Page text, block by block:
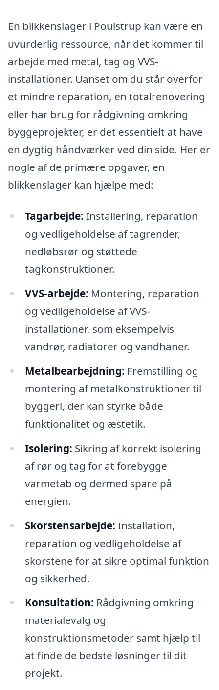
En blikkenslager i Poulstrup kan være en
uvurderlig ressource, når det kommer til
arbejde med metal, tag og VVS-
installationer. Uanset om du står overfor
et mindre reparation, en totalrenovering
eller har brug for rådgivning omkring
byggeprojekter, er det essentielt at have
en dygtig håndværker ved din side. Her er
nogle af de primære opgaver, en
blikkenslager kan hjælpe med:
Tagarbejde: Installering, reparation
og vedligeholdelse af tagrender,
nedløbsrør og støttede
tagkonstruktioner.
VVS-arbejde: Montering, reparation
og vedligeholdelse af VVS-
installationer, som eksempelvis
vandrør, radiatorer og vandhaner.
Metalbearbejdning: Fremstilling og
montering af metalkonstruktioner til
byggeri, der kan styrke både
funktionalitet og æstetik.
Isolering: Sikring af korrekt isolering
af rør og tag for at forebygge
varmetab og dermed spare på
energien.
Skorstensarbejde: Installation,
reparation og vedligeholdelse af
skorstene for at sikre optimal funktion
og sikkerhed.
Konsultation: Rådgivning omkring
materialevalg og
konstruktionsmetoder samt hjælp til
at finde de bedste løsninger til dit
projekt.